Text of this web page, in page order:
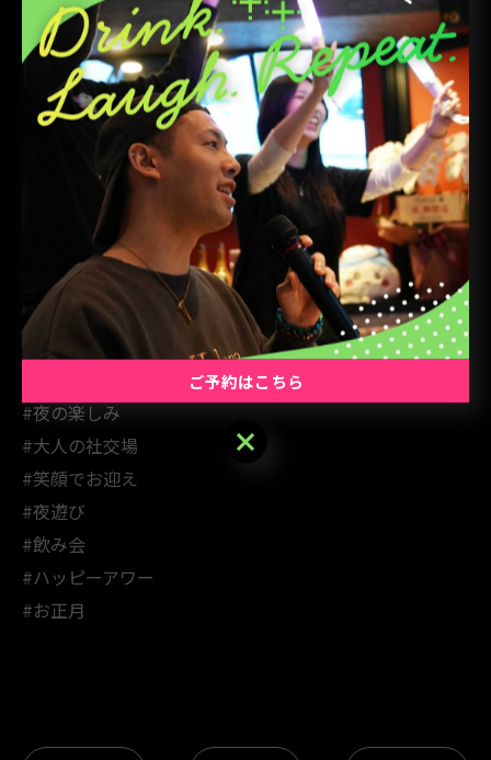
#熟練スタッフ
#サービス抜群
#素敵な夜
#ナイトライフ
#半額割引
#大森の隠れ家
#バータイム
#ゆったり時間
#リラックスタイム
#夜の楽しみ
#大人の社交場
#笑顔でお迎え
#夜遊び
#飲み会
#ハッピーアワー
#お正月
ご予約はこちら
ご予約はこちら